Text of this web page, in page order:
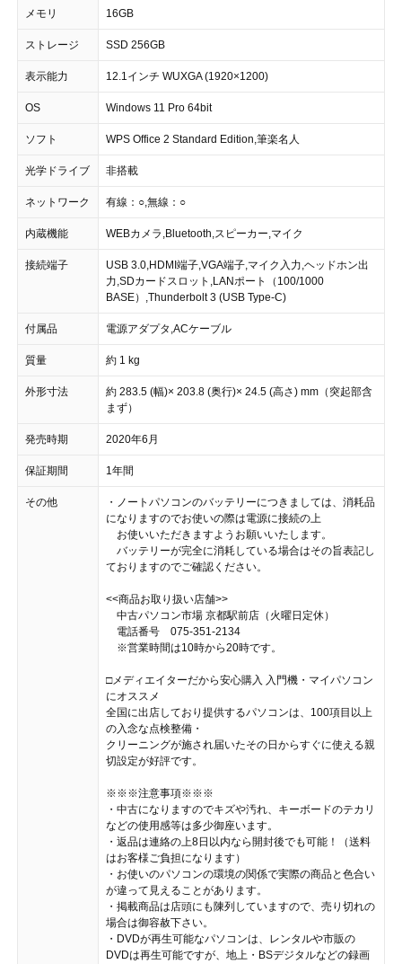
メモリ 16GB
ストレージ SSD 256GB
表示能力 12.1インチ WUXGA (1920×1200)
OS Windows 11 Pro 64bit
ソフト WPS Office 2 Standard Edition,筆楽名人
光学ドライブ 非搭載
ネットワーク 有線：○,無線：○
内蔵機能 WEBカメラ,Bluetooth,スピーカー,マイク
接続端子
USB 3.0,HDMI端子,VGA端子,マイク入力,ヘッドホン出
力,SDカードスロット,LANポート（100/1000
BASE）,Thunderbolt 3 (USB Type-C)
付属品 電源アダプタ,ACケーブル
質量 約 1 kg
外形寸法
約 283.5 (幅)× 203.8 (奥行)× 24.5 (高さ) mm（突起部含
まず）
発売時期 2020年6月
保証期間 1年間
その他
・ノートパソコンのバッテリーにつきましては、消耗品
になりますのでお使いの際は電源に接続の上
お使いいただきますようお願いいたします。
バッテリーが完全に消耗している場合はその旨表記し
ておりますのでご確認ください。
<<商品お取り扱い店舗>>
中古パソコン市場 京都駅前店（火曜日定休）
電話番号 075-351-2134
※営業時間は10時から20時です。
□メディエイターだから安心購入 入門機・マイパソコン
にオススメ
全国に出店しており提供するパソコンは、100項目以上
の入念な点検整備・
クリーニングが施され届いたその日からすぐに使える親
切設定が好評です。
※※※注意事項※※※
・中古になりますのでキズや汚れ、キーボードのテカリ
などの使用感等は多少御座います。
・返品は連絡の上8日以内なら開封後でも可能！（送料
はお客様ご負担になります）
・お使いのパソコンの環境の関係で実際の商品と色合い
が違って見えることがあります。
・掲載商品は店頭にも陳列していますので、売り切れの
場合は御容赦下さい。
・DVDが再生可能なパソコンは、レンタルや市販の
DVDは再生可能ですが、地上・BSデジタルなどの録画